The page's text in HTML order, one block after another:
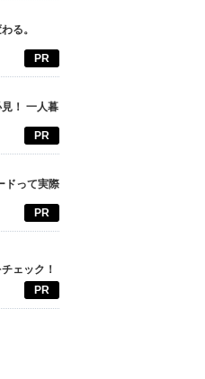
る。
PR
！ 一人暮
PR
ドって実際
PR
ェック！
PR